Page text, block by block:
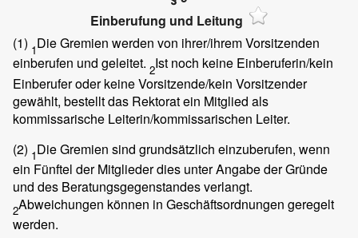
Einberufung und Leitung
(1) 1Die Gremien werden von ihrer/ihrem Vorsitzenden
einberufen und geleitet. 2Ist noch keine Einberuferin/kein
Einberufer oder keine Vorsitzende/kein Vorsitzender
gewählt, bestellt das Rektorat ein Mitglied als
kommissarische Leiterin/kommissarischen Leiter.
(2) 1Die Gremien sind grundsätzlich einzuberufen, wenn
ein Fünftel der Mitglieder dies unter Angabe der Gründe
und des Beratungsgegenstandes verlangt.
2Abweichungen können in Geschäftsordnungen geregelt
werden.